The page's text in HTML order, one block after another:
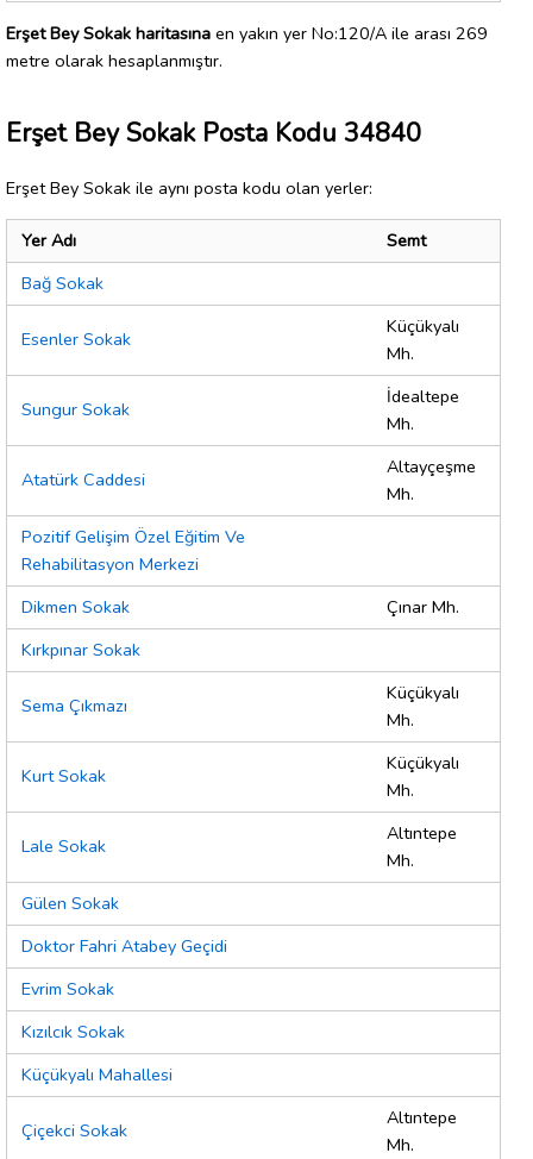
Erşet Bey Sokak haritasına en yakın yer No:120/A ile arası 269
metre olarak hesaplanmıştır.
Erşet Bey Sokak Posta Kodu 34840
Erşet Bey Sokak ile aynı posta kodu olan yerler:
Yer Adı
Semt
Bağ Sokak
Esenler Sokak
Küçükyalı
Mh.
Sungur Sokak
İdealtepe
Mh.
Atatürk Caddesi
Altayçeşme
Mh.
Pozitif Gelişim Özel Eğitim Ve
Rehabilitasyon Merkezi
Dikmen Sokak
Çınar Mh.
Kırkpınar Sokak
Sema Çıkmazı
Küçükyalı
Mh.
Kurt Sokak
Küçükyalı
Mh.
Lale Sokak
Altıntepe
Mh.
Gülen Sokak
Doktor Fahri Atabey Geçidi
Evrim Sokak
Kızılcık Sokak
Küçükyalı Mahallesi
Çiçekci Sokak
Altıntepe
Mh.